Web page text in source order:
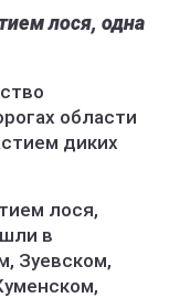
лося, одна
области
диких
лося,
в
Зуевском,